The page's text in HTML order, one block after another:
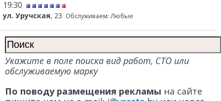
19:30
ул. Уручская, 23 Обслуживаем: Любые
Укажите в поле поиска вид работ, СТО или
обслуживаемую марку
По поводу размещения рекламы на сайте